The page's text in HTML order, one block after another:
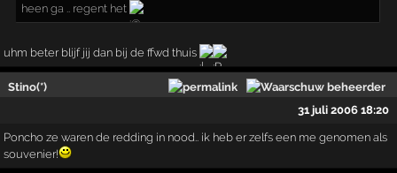
heen ga .. regent het
uhm beter blijf jij dan bij de ffwd thuis
Stino(*)
31 juli 2006 18:20
Poncho ze waren de redding in nood.. ik heb er zelfs een me genomen als
souvenier!